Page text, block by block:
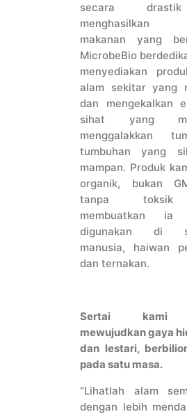
secara
menghasilkan
makanan yang
MicrobeBio
menyediakan
alam sekitar yang
dan mengekalkan
sihat yang
menggalakkan
tumbuhan yang
mampan. Produk
organik, bukan
tanpa toksik
membuatkan ia
digunakan di
manusia, haiwan
dan ternakan.
Sertai kami
mewujudkan gaya
dan lestari,
pada satu masa.
“Lihatlah alam
dengan lebih